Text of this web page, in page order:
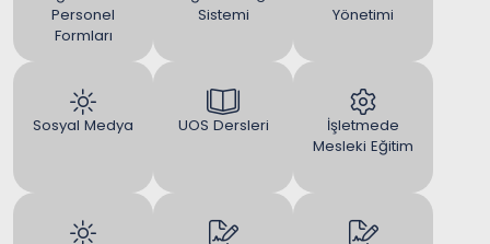
Personel
Formları
Sistemi
Yönetimi
Sosyal Medya UOS Dersleri
İşletmede
Mesleki Eğitim